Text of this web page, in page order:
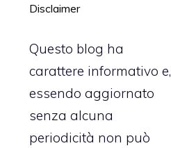
Disclaimer
Questo blog ha
carattere informativo e,
essendo aggiornato
senza alcuna
periodicità non può